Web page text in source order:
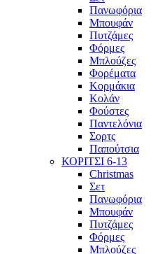
Πανωφόρια
Μπουφάν
Πυτζάμες
Φόρμες
Μπλούζες
Φορέματα
Κορμάκια
Κολάν
Φούστες
Παντελόνια
Σορτς
Παπούτσια
ΚΟΡΙΤΣΙ 6-13
Christmas
Σετ
Πανωφόρια
Μπουφάν
Πυτζάμες
Φόρμες
Μπλούζες